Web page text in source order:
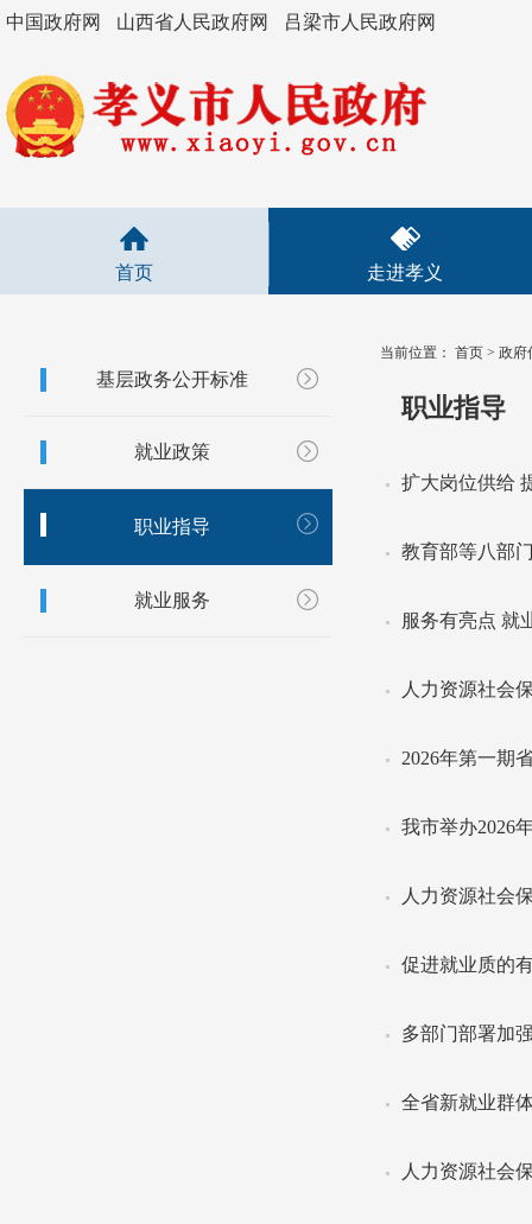
中国政府网 山西省人民政府网 吕梁市人民政府网
首页 走进孝义
基层政务公开标准
就业政策
职业指导
就业服务
当前位置： 首页 > 政府
职业指导
扩大岗位供给
教育部等八部
服务有亮点 就
人力资源社会
2026年第一期
我市举办2026
人力资源社会
促进就业质的
多部门部署加
全省新就业群
人力资源社会